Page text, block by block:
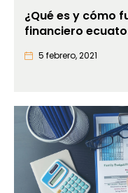
¿Qué es y cómo
financiero
5 febrero, 2021